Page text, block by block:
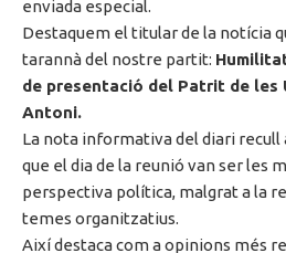
enviada especial.
Destaquem el titular de la notícia
tarannà del nostre partit:
de presentació del Patrit de les
Antoni.
La nota informativa del diari
que el dia de la reunió van ser les
perspectiva política, malgrat a la
temes organitzatius.
Així destaca com a opinions més